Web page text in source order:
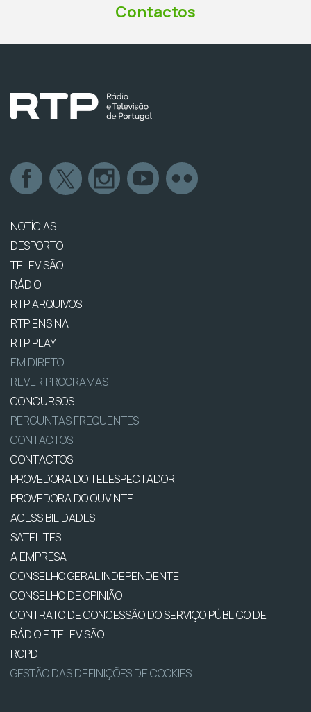
Contactos
NOTÍCIAS
DESPORTO
TELEVISÃO
RÁDIO
RTP ARQUIVOS
RTP ENSINA
RTP PLAY
EM DIRETO
REVER PROGRAMAS
CONCURSOS
PERGUNTAS FREQUENTES
CONTACTOS
CONTACTOS
PROVEDORA DO TELESPECTADOR
PROVEDORA DO OUVINTE
ACESSIBILIDADES
SATÉLITES
A EMPRESA
CONSELHO GERAL INDEPENDENTE
CONSELHO DE OPINIÃO
CONTRATO DE CONCESSÃO DO SERVIÇO PÚBLICO DE
RÁDIO E TELEVISÃO
RGPD
GESTÃO DAS DEFINIÇÕES DE COOKIES